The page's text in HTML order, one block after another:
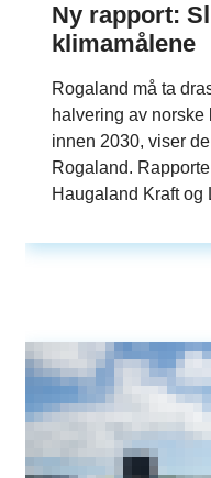
Ny rapport:
klimamålene
Rogaland må ta
halvering av
innen 2030, viser
Rogaland.
Haugaland Kraft og